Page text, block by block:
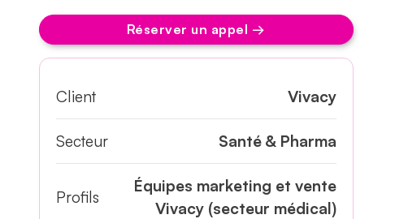
Réserver un appel →
Client Vivacy
Secteur Santé & Pharma
Profils
Équipes marketing et vente
Vivacy (secteur médical)